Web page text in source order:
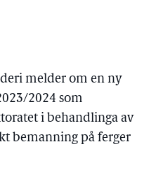
melder om en ny
2024 som
i behandlinga av
bemanning på ferger